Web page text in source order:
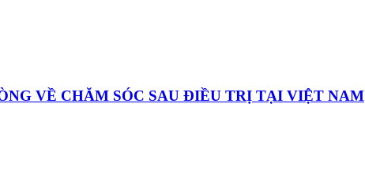
VỀ CHĂM SÓC SAU ĐIỀU TRỊ TẠI VIỆT NAM